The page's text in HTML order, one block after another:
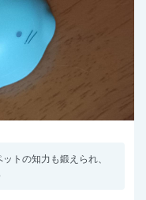
トの知力も鍛えられ、